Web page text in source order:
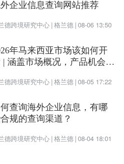
企业信息查询网站推荐
德跨境研究中心 | 格兰德 | 08-06 13:50
年马来西亚市场该如何开
| 涵盖市场概况，产品机会及
德跨境研究中心 | 格兰德 | 08-05 17:22
查询海外企业信息，有哪
规的查询渠道？
德跨境研究中心 | 格兰德 | 08-04 18:01